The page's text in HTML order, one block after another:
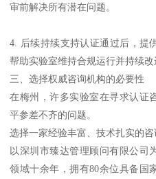
审前解决所有潜在问题。
4. 后续持续支持认证通过后，提
帮助实验室维持合规运行并持续改
三、选择权威咨询机构的必要性
在梅州，许多实验室在寻求认证
平参差不齐的问题。
选择一家经验丰富、技术扎实的咨
以深圳市臻达管理顾问有限公司
领域十余年，拥有80余位具备国